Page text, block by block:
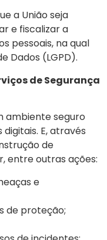
a União seja
e fiscalizar a
pessoais, na qual
Dados (LGPD).
de Segurança
ambiente seguro
E, através
de
entre outras ações:
e
de proteção;